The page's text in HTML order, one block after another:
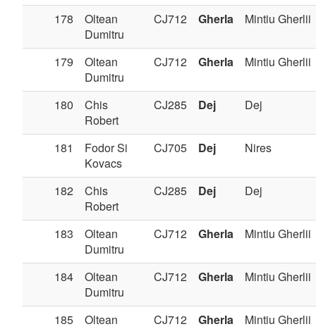
178
Oltean
Dumitru
CJ712 Gherla Mintiu Gherlii
179
Oltean
Dumitru
CJ712 Gherla Mintiu Gherlii
180
Chis
Robert
CJ285 Dej Dej
181
Fodor Si
Kovacs
CJ705 Dej Nires
182
Chis
Robert
CJ285 Dej Dej
183
Oltean
Dumitru
CJ712 Gherla Mintiu Gherlii
184
Oltean
Dumitru
CJ712 Gherla Mintiu Gherlii
185
Oltean
CJ712 Gherla Mintiu Gherlii